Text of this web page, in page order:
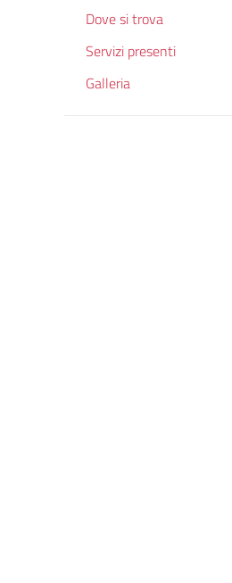
Dove si trova
Servizi presenti
Galleria